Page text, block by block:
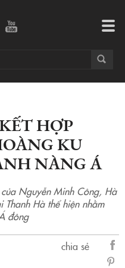
HỢP
KU
NÀNG Á
Nguyễn Minh Công, Hà
Hà thể hiện nhằm
đông
chia sẻ
sẻ